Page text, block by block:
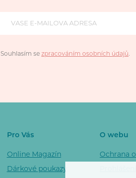
Souhlasím se zpracováním osobních údajů.
Pro Vás
Online Magazín
Dárkové poukazy
O webu
Ochrana